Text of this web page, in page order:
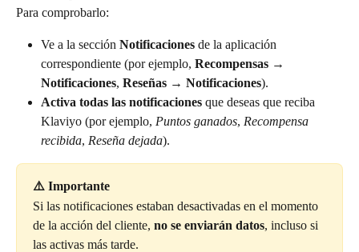
Para comprobarlo:
Ve a la sección Notificaciones de la aplicación
correspondiente (por ejemplo, Recompensas →
Notificaciones, Reseñas → Notificaciones).
Activa todas las notificaciones que deseas que reciba
Klaviyo (por ejemplo, Puntos ganados, Recompensa
recibida, Reseña dejada).
⚠️ Importante
Si las notificaciones estaban desactivadas en el momento
de la acción del cliente, no se enviarán datos, incluso si
las activas más tarde.